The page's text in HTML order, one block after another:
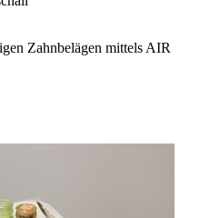
Zahnbelägen mittels AIR